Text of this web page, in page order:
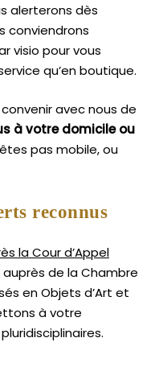
alerterons dès
conviendrons
visio pour vous
qu’en boutique.
avec nous de
à votre domicile ou
pas mobile, ou
reconnus
la Cour d’Appel
auprès de laChambre
en Objets d’Art et
à votre